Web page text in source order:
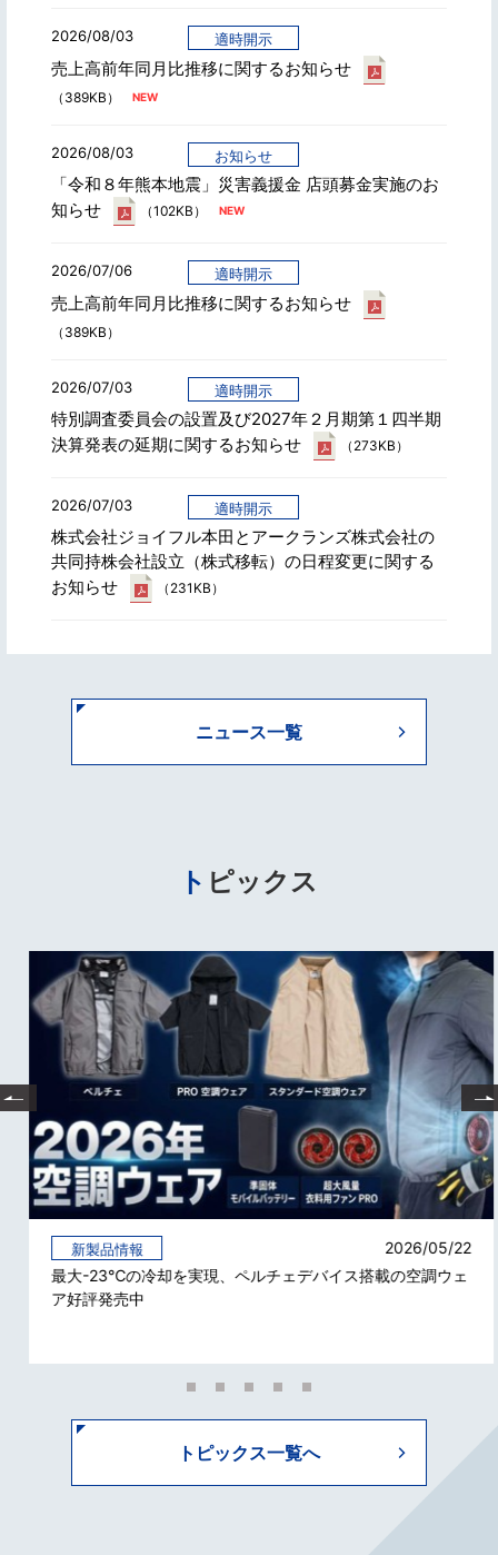
2026/08/03 適時開示
売上高前年同月比推移に関するお知らせ
（389KB）
2026/08/03 お知らせ
「令和８年熊本地震」災害義援金 店頭募金実施のお
知らせ
（102KB）
2026/07/06 適時開示
売上高前年同月比推移に関するお知らせ
（389KB）
2026/07/03 適時開示
特別調査委員会の設置及び2027年２月期第１四半期
決算発表の延期に関するお知らせ
（273KB）
2026/07/03 適時開示
株式会社ジョイフル本田とアークランズ株式会社の
共同持株会社設立（株式移転）の日程変更に関する
お知らせ
（231KB）
ニュース一覧
トピックス
2026/05/22
新製品情報
最大-23℃の冷却を実現、ペルチェデバイス搭載の空調ウェ
ア好評発売中
トピックス一覧へ